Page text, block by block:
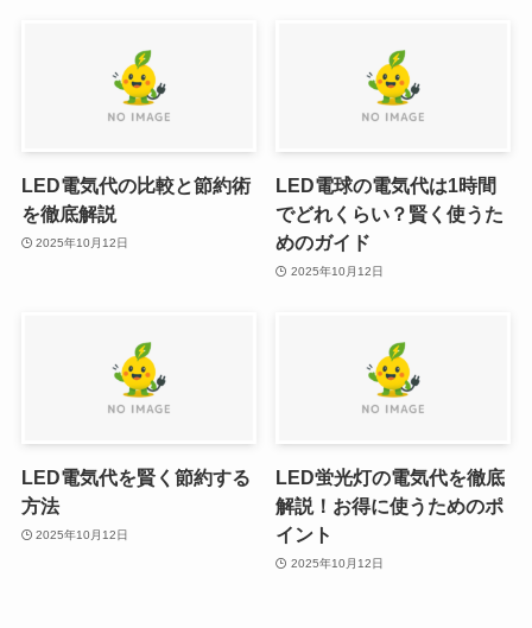
LED電気代の比較と節約術
を徹底解説
2025年10月12日
LED電球の電気代は1時間
でどれくらい？賢く使うた
めのガイド
2025年10月12日
LED電気代を賢く節約する
方法
2025年10月12日
LED蛍光灯の電気代を徹底
解説！お得に使うためのポ
イント
2025年10月12日